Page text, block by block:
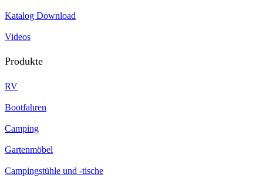
Katalog Download
Videos
Produkte
RV
Bootfahren
Camping
Gartenmöbel
Campingstühle und -tische